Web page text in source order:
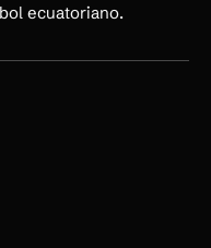
ecuatoriano.